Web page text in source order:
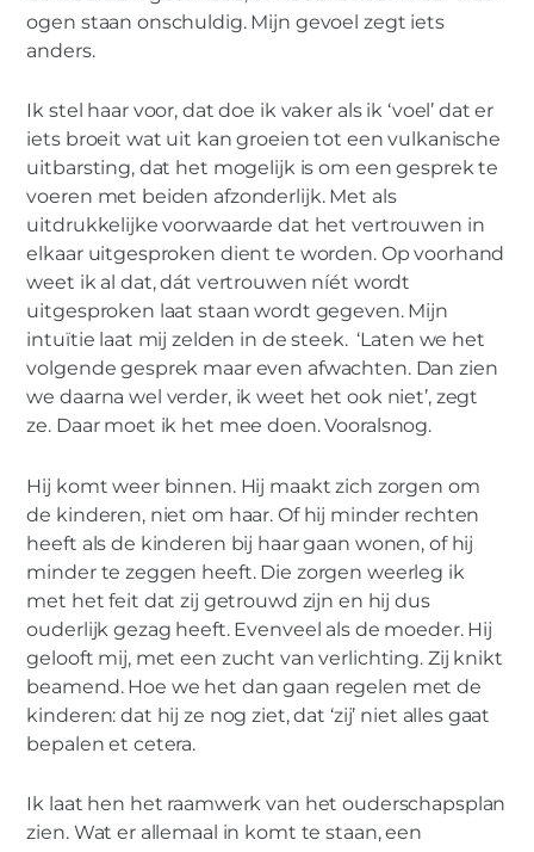
ogen staan onschuldig. Mijn gevoel zegt iets
anders.
Ik stel haar voor, dat doe ik vaker als ik ‘voel’ dat er
iets broeit wat uit kan groeien tot een vulkanische
uitbarsting, dat het mogelijk is om een gesprek te
voeren met beiden afzonderlijk. Met als
uitdrukkelijke voorwaarde dat het vertrouwen in
elkaar uitgesproken dient te worden. Op voorhand
weet ik al dat, dát vertrouwen níét wordt
uitgesproken laat staan wordt gegeven. Mijn
intuïtie laat mij zelden in de steek. ‘Laten we het
volgende gesprek maar even afwachten. Dan zien
we daarna wel verder, ik weet het ook niet’, zegt
ze. Daar moet ik het mee doen. Vooralsnog.
Hij komt weer binnen. Hij maakt zich zorgen om
de kinderen, niet om haar. Of hij minder rechten
heeft als de kinderen bij haar gaan wonen, of hij
minder te zeggen heeft. Die zorgen weerleg ik
met het feit dat zij getrouwd zijn en hij dus
ouderlijk gezag heeft. Evenveel als de moeder. Hij
gelooft mij, met een zucht van verlichting. Zij knikt
beamend. Hoe we het dan gaan regelen met de
kinderen: dat hij ze nog ziet, dat ‘zij’ niet alles gaat
bepalen et cetera.
Ik laat hen het raamwerk van het ouderschapsplan
zien. Wat er allemaal in komt te staan, een